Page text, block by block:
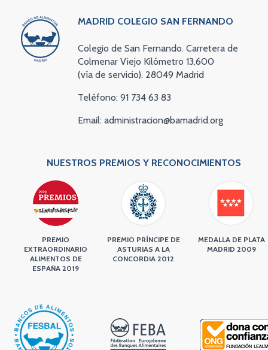
MADRID COLEGIO SAN FERNANDO
Colegio de San Fernando. Carretera de
Colmenar Viejo Kilómetro 13,600
(vía de servicio). 28049 Madrid
Teléfono: 91 734 63 83
Email: administracion@bamadrid.org
NUESTROS PREMIOS Y RECONOCIMIENTOS
PREMIO
EXTRAORDINARIO
ALIMENTOS DE
ESPAÑA 2019
PREMIO PRÍNCIPE DE
ASTURIAS A LA
CONCORDIA 2012
MEDALLA DE PLATA
MADRID 2009